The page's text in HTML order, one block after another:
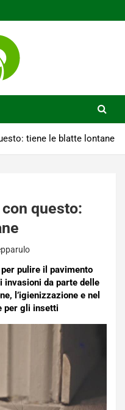
tiene le blatte lontane
questo:
pulire il pavimento
invasioni da parte delle
l’igienizzazione e nel
per gli insetti